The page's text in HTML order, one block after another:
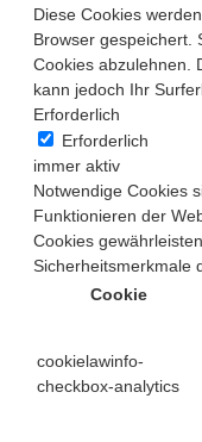
Diese Cookies
Browser gespeichert.
Cookies abzulehnen.
kann jedoch Ihr
Erforderlich
Erforderlich
immer aktiv
Notwendige Cookies
Funktionieren der
Cookies
Sicherheitsmerkmale
Cookie
cookielawinfo-
checkbox-analytics